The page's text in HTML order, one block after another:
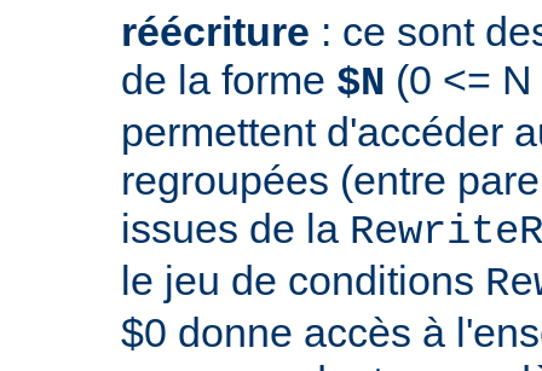
réécriture : ce sont
de la forme $N (0 <=
permettent d'accéder
regroupées (entre
issues de la
le jeu de conditions
$0 donne accès à